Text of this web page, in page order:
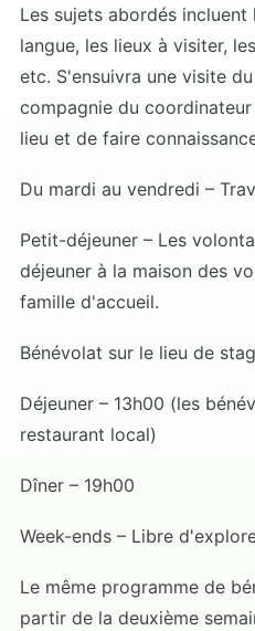
Les sujets abordés
langue, les lieux à visiter,
etc. S'ensuivra une visite
compagnie du
lieu et de faire
Du mardi au vendredi –
Petit-déjeuner – Les
déjeuner à la maison des
famille d'accueil.
Bénévolat sur le lieu de
Déjeuner – 13h00 (les
restaurant local)
Dîner – 19h00
Week-ends – Libre
Le même programme de
partir de la deuxième